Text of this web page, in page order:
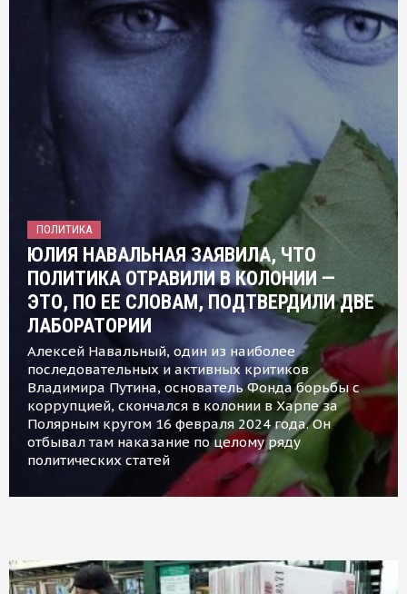
ПОЛИТИКА
ЮЛИЯ НАВАЛЬНАЯ ЗАЯВИЛА, ЧТО
ПОЛИТИКА ОТРАВИЛИ В КОЛОНИИ —
ЭТО, ПО ЕЕ СЛОВАМ, ПОДТВЕРДИЛИ ДВЕ
ЛАБОРАТОРИИ
Алексей Навальный, один из наиболее
последовательных и активных критиков
Владимира Путина, основатель Фонда борьбы с
коррупцией, скончался в колонии в Харпе за
Полярным кругом 16 февраля 2024 года. Он
отбывал там наказание по целому ряду
политических статей